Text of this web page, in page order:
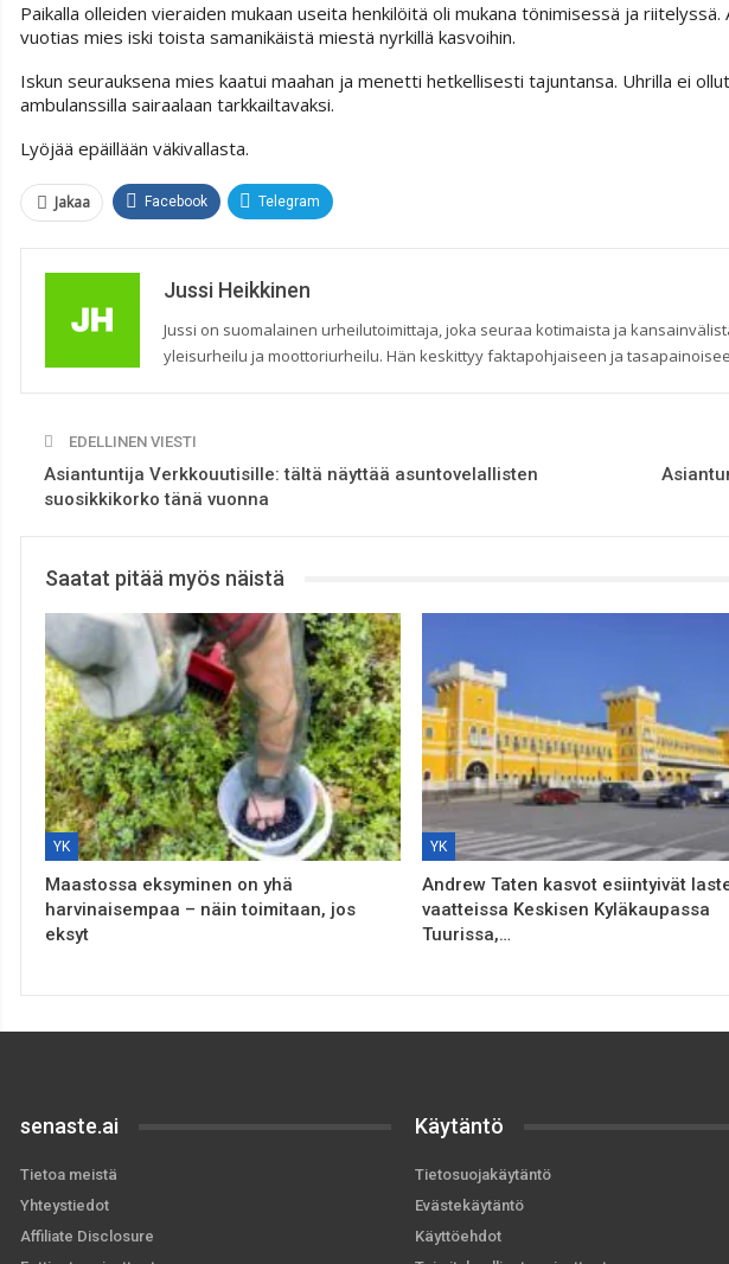
Paikalla olleiden vieraiden mukaan useita henkilöitä oli mukana tönimisessä ja
vuotias mies iski toista samanikäistä miestä nyrkillä kasvoihin.
Iskun seurauksena mies kaatui maahan ja menetti hetkellisesti tajuntansa. Uhrilla ei
ambulanssilla sairaalaan tarkkailtavaksi.
Lyöjää epäillään väkivallasta.
Jakaa Facebook Telegram
Jussi Heikkinen
Jussi on suomalainen urheilutoimittaja, joka seuraa kotimaista ja
yleisurheilu ja moottoriurheilu. Hän keskittyy faktapohjaiseen ja
EDELLINEN VIESTI
Asiantuntija Verkkouutisille: tältä näyttää asuntovelallisten
suosikkikorko tänä vuonna
Saatat pitää myös näistä
YK
Maastossa eksyminen on yhä
harvinaisempaa – näin toimitaan, jos
eksyt
YK
Andrew Taten kasvot esiintyivät
vaatteissa Keskisen Kyläkaupassa
Tuurissa,…
senaste.ai
Tietoa meistä
Yhteystiedot
Affiliate Disclosure
Käytäntö
Tietosuojakäytäntö
Evästekäytäntö
Käyttöehdot